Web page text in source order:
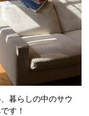
暮らしの中のサウ
す！